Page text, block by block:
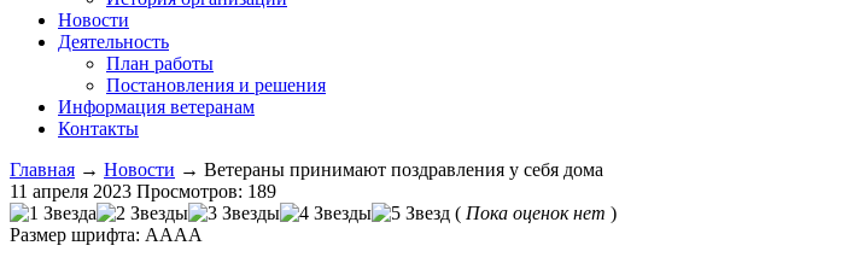
Новости
Деятельность
План работы
Постановления и решения
Информация ветеранам
Контакты
Главная → Новости → Ветераны принимают поздравления у себя дома
11 апреля 2023 Просмотров: 189
( Пока оценок нет )
Размер шрифта: AAAA